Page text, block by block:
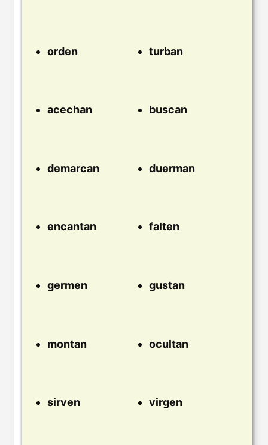
orden turban
acechan buscan
demarcan duerman
encantan falten
germen gustan
montan ocultan
sirven virgen